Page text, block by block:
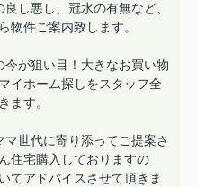
し悪し、冠水の有無など、
物件ご案内致します。
が狙い目！大きなお買い物
イホーム探しをスタッフ全
ます。
世代に寄り添ってご提案さ
住宅購入しておりますの
てアドバイスさせて頂きま